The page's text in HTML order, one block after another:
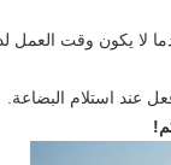
عند استلام البضاعة.